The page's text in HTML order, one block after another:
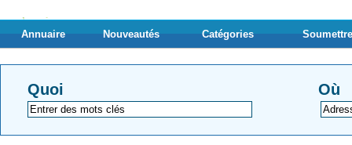
Annuaire Nouveautés Catégories
Quoi Où